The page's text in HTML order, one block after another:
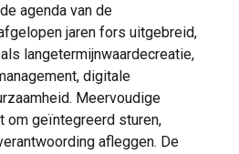
agenda van de
jaren fors uitgebreid,
langetermijnwaardecreatie,
digitale
Meervoudige
om geïntegreerd sturen,
afleggen. De